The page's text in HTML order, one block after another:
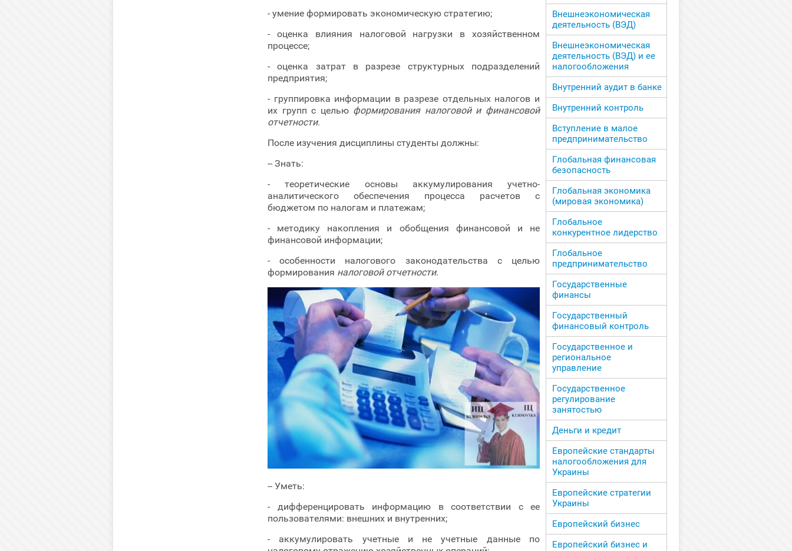
- умение формировать экономическую стратегию;
- оценка влияния налоговой нагрузки в хозяйственном
процессе;
- оценка затрат в разрезе структурных подразделений
предприятия;
- группировка информации в разрезе отдельных налогов и
их групп с целью формирования налоговой и финансовой
отчетности.
После изучения дисциплины студенты должны:
-- Знать:
- теоретические основы аккумулирования учетно-
аналитического обеспечения процесса расчетов с
бюджетом по налогам и платежам;
- методику накопления и обобщения финансовой и не
финансовой информации;
- особенности налогового законодательства с целью
формирования налоговой отчетности.
-- Уметь:
- дифференцировать информацию в соответствии с ее
пользователями: внешних и внутренних;
- аккумулировать учетные и не учетные данные по
Внешнеэкономическая
деятельность (ВЭД)
Внешнеэкономическая
деятельность (ВЭД) и ее
налогообложения
Внутренний аудит в банке
Внутренний контроль
Вступление в малое
предпринимательство
Глобальная финансовая
безопасность
Глобальная экономика
(мировая экономика)
Глобальное
конкурентное лидерство
Глобальное
предпринимательство
Государственные
финансы
Государственный
финансовый контроль
Государственное и
региональное
управление
Государственное
регулирование
занятостью
Деньги и кредит
Европейские стандарты
налогообложения для
Украины
Европейские стратегии
Украины
Европейский бизнес
Европейский бизнес и